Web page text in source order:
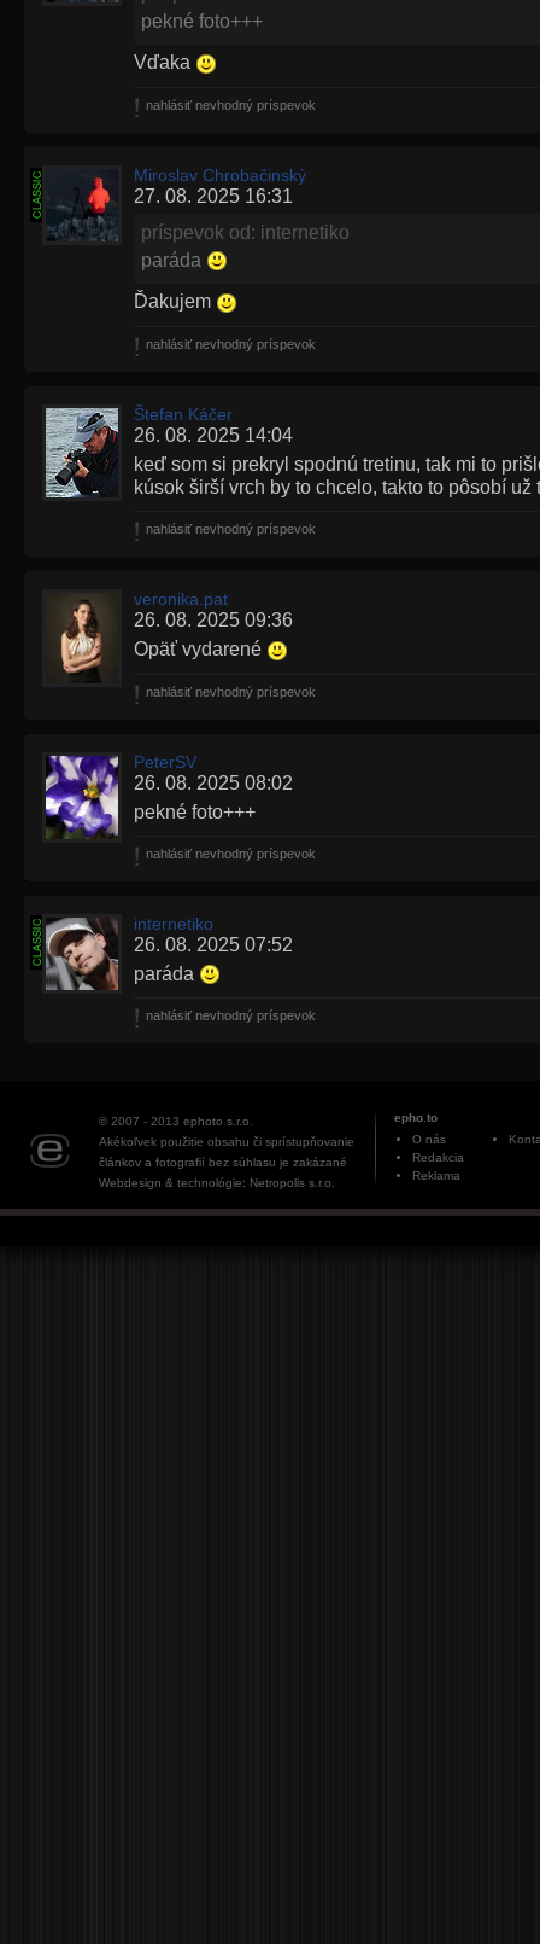
pekné foto+++
Vďaka
nahlásiť nevhodný príspevok
Miroslav Chrobačinský
27. 08. 2025 16:31
príspevok od: internetiko
paráda
Ďakujem
nahlásiť nevhodný príspevok
Štefan Káčer
26. 08. 2025 14:04
keď som si prekryl spodnú tretinu, tak mi to
kúsok širší vrch by to chcelo, takto to pôsobí už
nahlásiť nevhodný príspevok
veronika.pat
26. 08. 2025 09:36
Opäť vydarené
nahlásiť nevhodný príspevok
PeterSV
26. 08. 2025 08:02
pekné foto+++
nahlásiť nevhodný príspevok
internetiko
26. 08. 2025 07:52
paráda
nahlásiť nevhodný príspevok
© 2007 - 2013 ephoto s.r.o.
Akékoľvek použitie obsahu či sprístupňovanie
článkov a fotografií bez súhlasu je zakázané
Webdesign & technológie: Netropolis s.r.o.
epho.to
O nás
Redakcia
Reklama